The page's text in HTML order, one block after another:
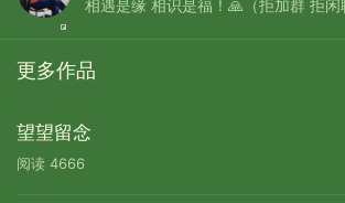
相遇是缘 相识是福！🙏（拒加群 拒闲
更多作品
望望留念
阅读 4666